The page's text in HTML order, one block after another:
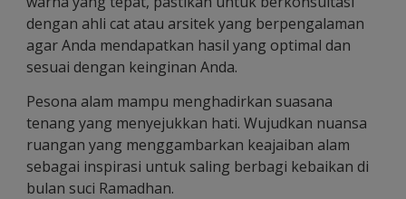
dengan ahli cat atau arsitek yang berpengalaman
agar Anda mendapatkan hasil yang optimal dan
sesuai dengan keinginan Anda.
Pesona alam mampu menghadirkan suasana
tenang yang menyejukkan hati. Wujudkan nuansa
ruangan yang menggambarkan keajaiban alam
sebagai inspirasi untuk saling berbagi kebaikan di
bulan suci Ramadhan.